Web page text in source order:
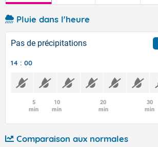
Pluie dans l'heure
Pas de précipitations
14 : 00
5
min
10
min
20
min
30
min
Comparaison aux normales